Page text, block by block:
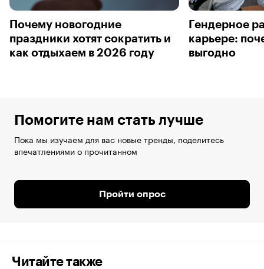
Почему новогодние
праздники хотят сократить и
как отдыхаем в 2026 году
Гендерное
карьере:
выгодно
Помогите нам стать лучше
Пока мы изучаем для вас новые тренды, поделитесь
впечатлениями о прочитанном
Пройти опрос
Читайте также